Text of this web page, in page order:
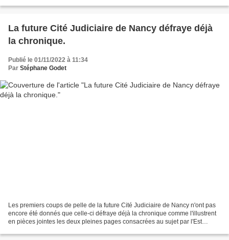
La future Cité Judiciaire de Nancy défraye déjà
la chronique.
Publié le 01/11/2022 à 11:34
Par Stéphane Godet
Les premiers coups de pelle de la future Cité Judiciaire de Nancy n'ont pas
encore été donnés que celle-ci défraye déjà la chronique comme l'illustrent
en pièces jointes les deux pleines pages consacrées au sujet par l'Est